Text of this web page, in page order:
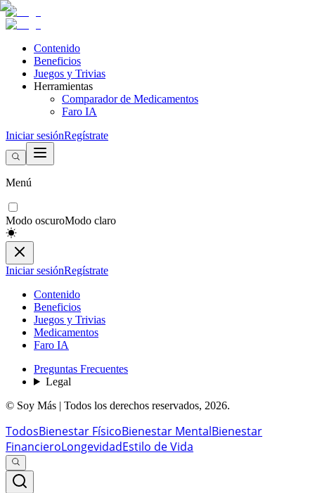
Contenido
Beneficios
Juegos y Trivias
Herramientas
Comparador de Medicamentos
Faro IA
Iniciar sesiónRegístrate
Menú
Modo oscuroModo claro
Iniciar sesiónRegístrate
Contenido
Beneficios
Juegos y Trivias
Medicamentos
Faro IA
Preguntas Frecuentes
Legal
© Soy Más | Todos los derechos reservados, 2026.
TodosBienestar FísicoBienestar MentalBienestar
FinancieroLongevidadEstilo de Vida